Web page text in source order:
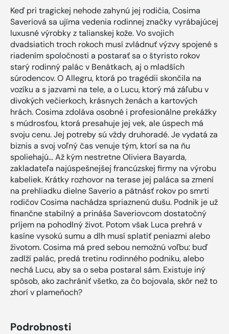
Keď pri tragickej nehode zahynú jej rodičia, Cosima
Saveriová sa ujíma vedenia rodinnej značky vyrábajúcej
luxusné výrobky z talianskej kože. Vo svojich
dvadsiatich troch rokoch musí zvládnuť výzvy spojené s
riadením spoločnosti a postarať sa o štyristo rokov
starý rodinný palác v Benátkach, aj o mladších
súrodencov. O Allegru, ktorá po tragédii skončila na
vozíku a s jazvami na tele, a o Lucu, ktorý má záľubu v
divokých večierkoch, krásnych ženách a kartových
hrách. Cosima zdoláva osobné i profesionálne prekážky
s múdrosťou, ktorá presahuje jej vek, ale úspech má
svoju cenu. Jej potreby sú vždy druhoradé. Je vydatá za
biznis a svoj voľný čas venuje tým, ktorí sa na ňu
spoliehajú... Až kým nestretne Oliviera Bayarda,
zakladateľa najúspešnejšej francúzskej firmy na výrobu
kabeliek. Krátky rozhovor na terase jej paláca sa zmení
na prehliadku dielne Saverio a pätnásť rokov po smrti
rodičov Cosima nachádza spriaznenú dušu. Podnik je už
finančne stabilný a prináša Saveriovcom dostatočný
príjem na pohodlný život. Potom však Luca prehrá v
kasíne vysokú sumu a dlh musí splatiť peniazmi alebo
životom. Cosima má pred sebou nemožnú voľbu: buď
zadlží palác, predá tretinu rodinného podniku, alebo
nechá Lucu, aby sa o seba postaral sám. Existuje iný
spôsob, ako zachrániť všetko, za čo bojovala, skôr než to
zhorí v plameňoch?
Podrobnosti